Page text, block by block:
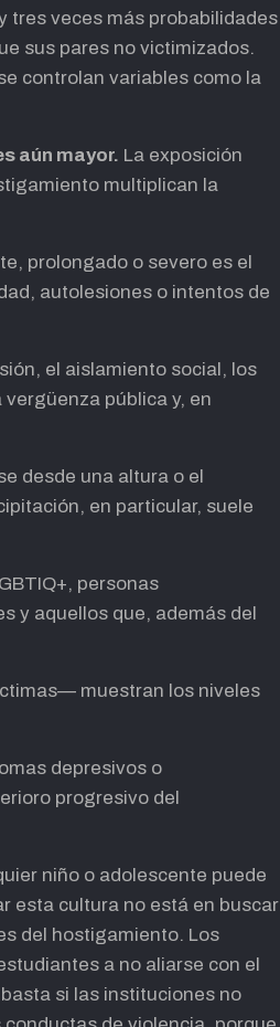
tres veces más probabilidades
sus pares no victimizados.
controlan variables como la
aún mayor. La exposición
multiplican la
prolongado o severo es el
autolesiones o intentos de
el aislamiento social, los
pública y, en
desde una altura o el
en particular, suele
personas
y aquellos que, además del
muestran los niveles
depresivos o
progresivo del
niño o adolescente puede
esta cultura no está en buscar
del hostigamiento. Los
a no aliarse con el
si las instituciones no